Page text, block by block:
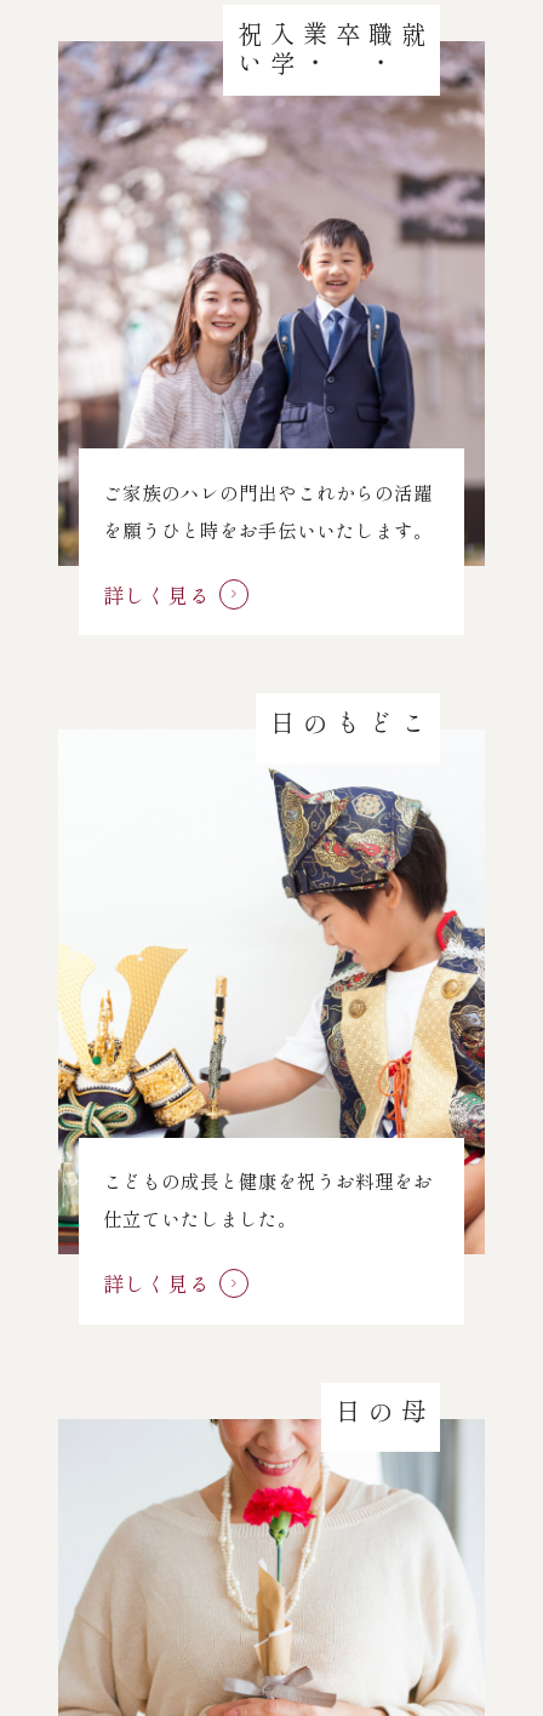
就職
・
卒業
・
入
学
祝
い
ご家族のハレの門出やこれからの活躍
を願うひと時をお手伝いいたします。
詳しく見る
こどもの日
こどもの成長と健康を祝うお料理をお
仕立ていたしました。
詳しく見る
母の日